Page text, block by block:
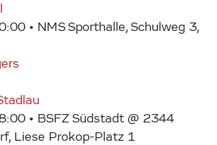
• NMS Sporthalle, Schulweg 3,
• BSFZ Südstadt @ 2344
Liese Prokop-Platz 1